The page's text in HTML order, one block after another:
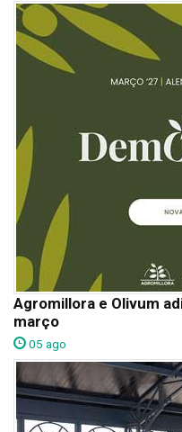
Agromillora e Olivum
março
05 ago